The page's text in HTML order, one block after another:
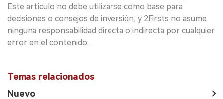
Este artículo no debe utilizarse como base para
decisiones o consejos de inversión, y 2Firsts no asume
ninguna responsabilidad directa o indirecta por cualquier
error en el contenido.
Temas relacionados
Nuevo